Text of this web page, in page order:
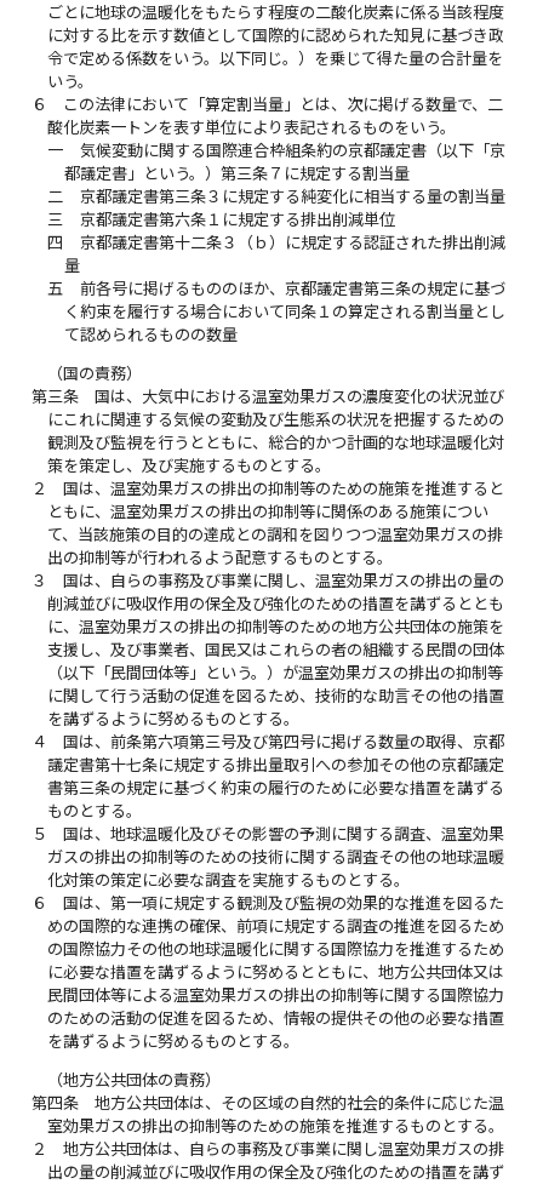
ごとに地球の温暖化をもたらす程度の二酸化炭素に係る当該程度
に対する比を示す数値として国際的に認められた知見に基づき政
令で定める係数をいう。以下同じ。）を乗じて得た量の合計量を
いう。
６
この法律において「算定割当量」とは、次に掲げる数量で、二
酸化炭素一トンを表す単位により表記されるものをいう。
一
気候変動に関する国際連合枠組条約の京都議定書（以下「京
都議定書」という。）第三条７に規定する割当量
二
京都議定書第三条３に規定する純変化に相当する量の割当量
三
京都議定書第六条１に規定する排出削減単位
四
京都議定書第十二条３（ｂ）に規定する認証された排出削減
量
五
前各号に掲げるもののほか、京都議定書第三条の規定に基づ
く約束を履行する場合において同条１の算定される割当量とし
て認められるものの数量
（国の責務）
第三条
国は、大気中における温室効果ガスの濃度変化の状況並び
にこれに関連する気候の変動及び生態系の状況を把握するための
観測及び監視を行うとともに、総合的かつ計画的な地球温暖化対
策を策定し、及び実施するものとする。
２
国は、温室効果ガスの排出の抑制等のための施策を推進すると
ともに、温室効果ガスの排出の抑制等に関係のある施策につい
て、当該施策の目的の達成との調和を図りつつ温室効果ガスの排
出の抑制等が行われるよう配意するものとする。
３
国は、自らの事務及び事業に関し、温室効果ガスの排出の量の
削減並びに吸収作用の保全及び強化のための措置を講ずるととも
に、温室効果ガスの排出の抑制等のための地方公共団体の施策を
支援し、及び事業者、国民又はこれらの者の組織する民間の団体
（以下「民間団体等」という。）が温室効果ガスの排出の抑制等
に関して行う活動の促進を図るため、技術的な助言その他の措置
を講ずるように努めるものとする。
４
国は、前条第六項第三号及び第四号に掲げる数量の取得、京都
議定書第十七条に規定する排出量取引への参加その他の京都議定
書第三条の規定に基づく約束の履行のために必要な措置を講ずる
ものとする。
５
国は、地球温暖化及びその影響の予測に関する調査、温室効果
ガスの排出の抑制等のための技術に関する調査その他の地球温暖
化対策の策定に必要な調査を実施するものとする。
６
国は、第一項に規定する観測及び監視の効果的な推進を図るた
めの国際的な連携の確保、前項に規定する調査の推進を図るため
の国際協力その他の地球温暖化に関する国際協力を推進するため
に必要な措置を講ずるように努めるとともに、地方公共団体又は
民間団体等による温室効果ガスの排出の抑制等に関する国際協力
のための活動の促進を図るため、情報の提供その他の必要な措置
を講ずるように努めるものとする。
（地方公共団体の責務）
第四条
地方公共団体は、その区域の自然的社会的条件に応じた温
室効果ガスの排出の抑制等のための施策を推進するものとする。
２
地方公共団体は、自らの事務及び事業に関し温室効果ガスの排
出の量の削減並びに吸収作用の保全及び強化のための措置を講ず